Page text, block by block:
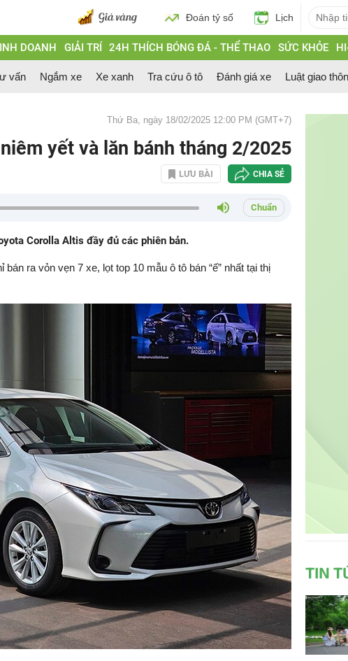
Đoán tỷ số Lịch
DOANH GIẢI TRÍ 24H THÍCH BÓNG ĐÁ - THỂ THAO SỨC KHỎE
vấn Ngắm xe Xe xanh Tra cứu ô tô Đánh giá xe Luật giao
Thứ Ba, ngày 18/02/2025 12:00 PM (GMT+7)
yết và lăn bánh tháng 2/2025
LƯU BÀI CHIA SẺ
Chuẩn
Corolla Altis đầy đủ các phiên bản.
bán ra vỏn vẹn 7 xe, lọt top 10 mẫu ô tô bán “ế” nhất tại thị
TIN